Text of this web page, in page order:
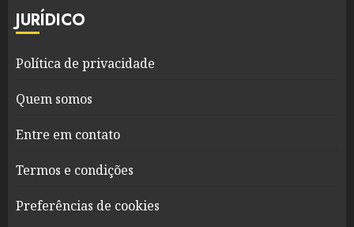
JURÍDICO
Política de privacidade
Quem somos
Entre em contato
Termos e condições
Preferências de cookies